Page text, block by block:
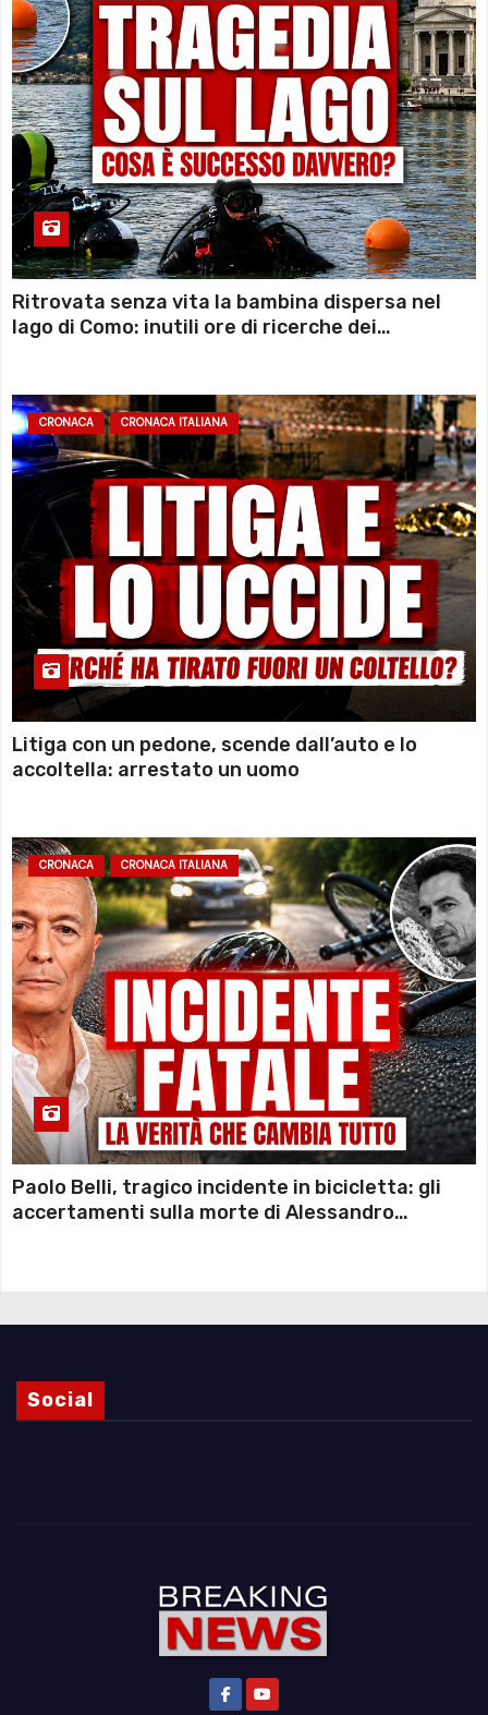
Ritrovata senza vita la bambina dispersa nel
lago di Como: inutili ore di ricerche dei
CRONACA CRONACA ITALIANA
Litiga con un pedone, scende dall’auto e lo
accoltella: arrestato un uomo
CRONACA CRONACA ITALIANA
Paolo Belli, tragico incidente in bicicletta: gli
accertamenti sulla morte di Alessandro
Social